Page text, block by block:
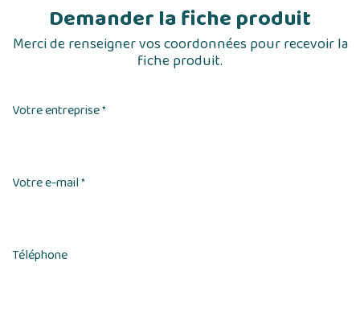
Demander la fiche produit
Merci de renseigner vos coordonnées pour recevoir la
fiche produit.
Votre entreprise*
Votre e-mail*
Téléphone